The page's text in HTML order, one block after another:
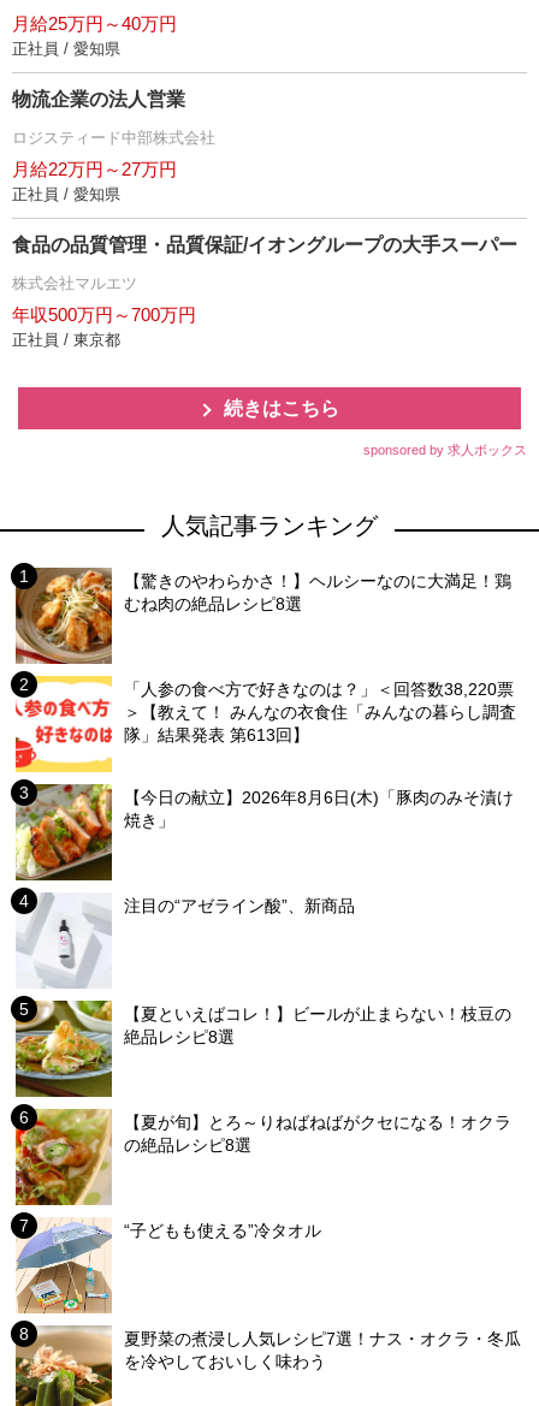
月給25万円～40万円
正社員 / 愛知県
物流企業の法人営業
ロジスティード中部株式会社
月給22万円～27万円
正社員 / 愛知県
食品の品質管理・品質保証/イオングループの大手スーパー
株式会社マルエツ
年収500万円～700万円
正社員 / 東京都
続きはこちら
sponsored by 求人ボックス
人気記事ランキング
【驚きのやわらかさ！】ヘルシーなのに大満足！鶏
むね肉の絶品レシピ8選
「人参の食べ方で好きなのは？」＜回答数38,220票
＞【教えて！ みんなの衣食住「みんなの暮らし調査
隊」結果発表 第613回】
【今日の献立】2026年8月6日(木)「豚肉のみそ漬け
焼き」
注目の“アゼライン酸”、新商品
【夏といえばコレ！】ビールが止まらない！枝豆の
絶品レシピ8選
【夏が旬】とろ～りねばねばがクセになる！オクラ
の絶品レシピ8選
“子どもも使える”冷タオル
夏野菜の煮浸し人気レシピ7選！ナス・オクラ・冬瓜
を冷やしておいしく味わう